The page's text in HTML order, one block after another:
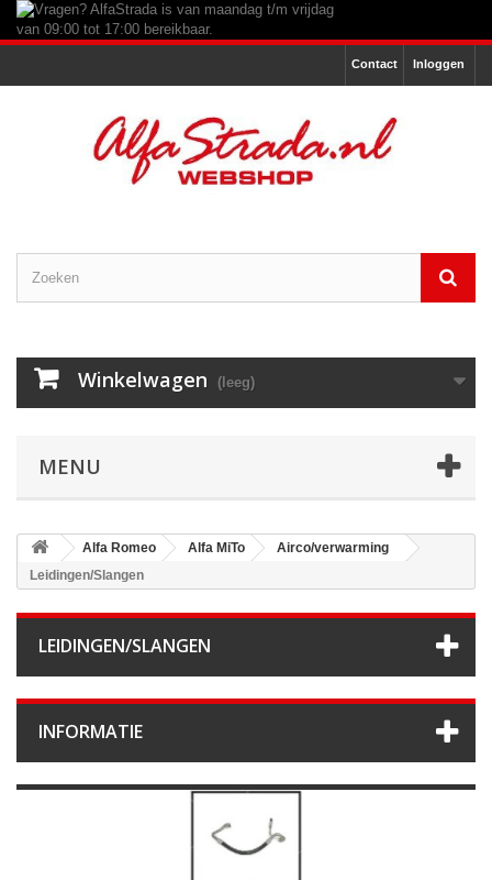
Inloggen
Contact
Winkelwagen (leeg)
MENU
Alfa Romeo Alfa MiTo
Airco/verwarming
Leidingen/Slangen
LEIDINGEN/SLANGEN
INFORMATIE